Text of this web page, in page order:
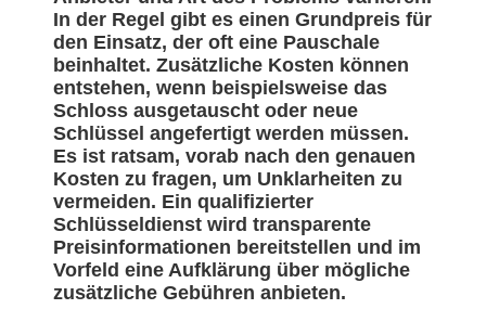
In der Regel gibt es einen Grundpreis für
den Einsatz, der oft eine Pauschale
beinhaltet. Zusätzliche Kosten können
entstehen, wenn beispielsweise das
Schloss ausgetauscht oder neue
Schlüssel angefertigt werden müssen.
Es ist ratsam, vorab nach den genauen
Kosten zu fragen, um Unklarheiten zu
vermeiden. Ein qualifizierter
Schlüsseldienst wird transparente
Preisinformationen bereitstellen und im
Vorfeld eine Aufklärung über mögliche
zusätzliche Gebühren anbieten.